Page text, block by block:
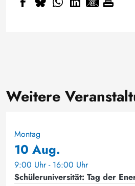
Weitere
Montag
10 Aug.
9:00 Uhr - 16:00 Uhr
Schüleruniversität: Tag der